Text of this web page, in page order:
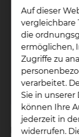
Der
Auf dieser
vergleichbare
die
ermöglichen,
Zugriffe zu
verarbeitet.
Sie in unserer
können Ihre
jederzeit in
widerrufen.